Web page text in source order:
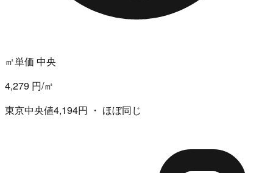
㎡単価 中央
4,279 円/㎡
東京中央値4,194円 ・ ほぼ同じ